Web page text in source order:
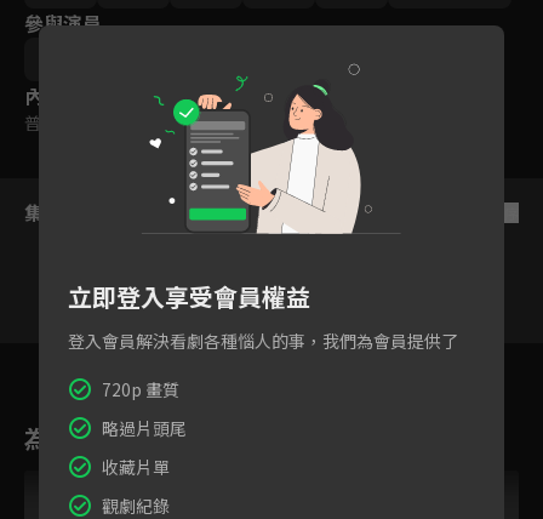
參與演員
內容標籤
普遍級
集數列表
為您推薦
立即登入享受會員權益
登入會員解決看劇各種惱人的事，我們為會員提供了
720p 畫質
略過片頭尾
收藏片單
觀劇紀錄